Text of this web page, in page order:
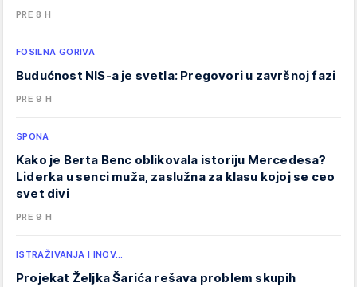
PRE 8 H
FOSILNA GORIVA
Budućnost NIS-a je svetla: Pregovori u završnoj fazi
PRE 9 H
SPONA
Kako je Berta Benc oblikovala istoriju Mercedesa?
Liderka u senci muža, zaslužna za klasu kojoj se ceo
svet divi
PRE 9 H
ISTRAŽIVANJA I INOV…
Projekat Željka Šarića rešava problem skupih